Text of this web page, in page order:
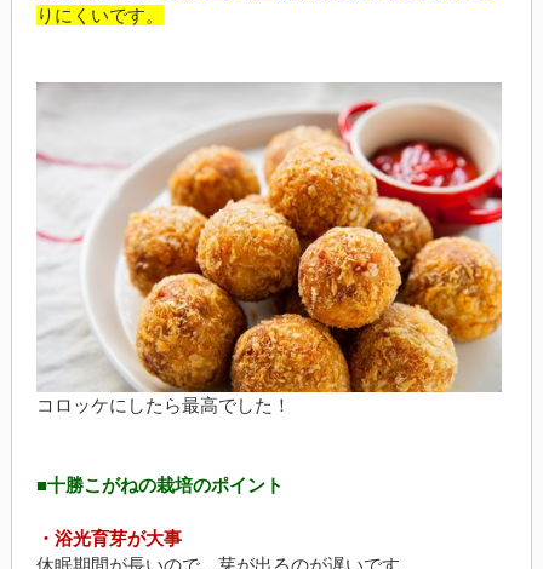
りにくいです。
コロッケにしたら最高でした！
■十勝こがねの栽培のポイント
・浴光育芽が大事
休眠期間が長いので、芽が出るのが遅いです。